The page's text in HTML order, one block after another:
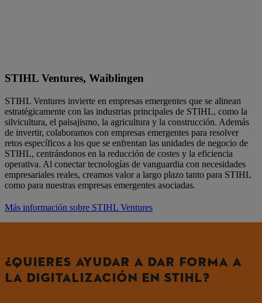
STIHL Ventures, Waiblingen
STIHL Ventures invierte en empresas emergentes que se alinean
estratégicamente con las industrias principales de STIHL, como la
silvicultura, el paisajismo, la agricultura y la construcción. Además
de invertir, colaboramos con empresas emergentes para resolver
retos específicos a los que se enfrentan las unidades de negocio de
STIHL, centrándonos en la reducción de costes y la eficiencia
operativa. Al conectar tecnologías de vanguardia con necesidades
empresariales reales, creamos valor a largo plazo tanto para STIHL
como para nuestras empresas emergentes asociadas.
Más información sobre STIHL Ventures
¿QUIERES AYUDAR A DAR FORMA A
LA DIGITALIZACIÓN EN STIHL?